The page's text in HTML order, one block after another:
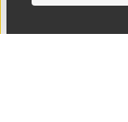
Voir l'article →